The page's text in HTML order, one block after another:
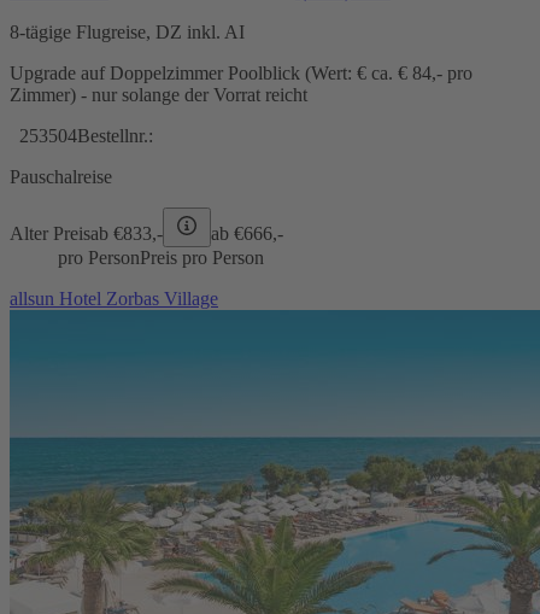
8-tägige Flugreise, DZ inkl. AI
Upgrade auf Doppelzimmer Poolblick (Wert: € ca. € 84,- pro
Zimmer) - nur solange der Vorrat reicht
253504Bestellnr.:
Pauschalreise
Alter Preisab €833,- ab €666,-
pro PersonPreis pro Person
allsun Hotel Zorbas Village